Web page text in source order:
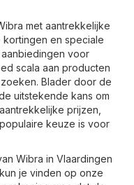
met aantrekkelijke
en speciale
voor
scala aan producten
Blader door de
uitstekende kans om
prijzen,
keuze is voor
Wibra in Vlaardingen
je vinden op onze